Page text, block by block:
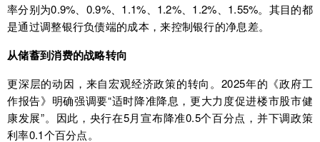
率分别为0.9%、0.9%、1.1%、1.2%、1.2%、1.55%。其目的都
是通过调整银行负债端的成本，来控制银行的净息差。
从储蓄到消费的战略转向
更深层的动因，来自宏观经济政策的转向。2025年的《政府工
作报告》明确强调要“适时降准降息，更大力度促进楼市股市健
康发展”。因此，央行在5月宣布降准0.5个百分点，并下调政策
利率0.1个百分点。